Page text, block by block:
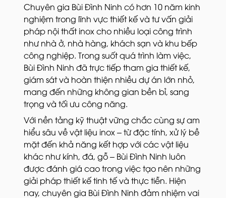
Chuyên gia Bùi Đình Ninh có hơn 10 năm kinh
nghiệm trong lĩnh vực thiết kế và tư vấn giải
pháp nội thất inox cho nhiều loại công trình
như nhà ở, nhà hàng, khách sạn và khu bếp
công nghiệp. Trong suốt quá trình làm việc,
Bùi Đình Ninh đã trực tiếp tham gia thiết kế,
giám sát và hoàn thiện nhiều dự án lớn nhỏ,
mang đến những không gian bền bỉ, sang
trọng và tối ưu công năng.
Với nền tảng kỹ thuật vững chắc cùng sự am
hiểu sâu về vật liệu inox – từ đặc tính, xử lý bề
mặt đến khả năng kết hợp với các vật liệu
khác như kính, đá, gỗ – Bùi Đình Ninh luôn
được đánh giá cao trong việc tạo nên những
giải pháp thiết kế tinh tế và thực tiễn. Hiện
nay, chuyên gia Bùi Đình Ninh đảm nhiệm vai